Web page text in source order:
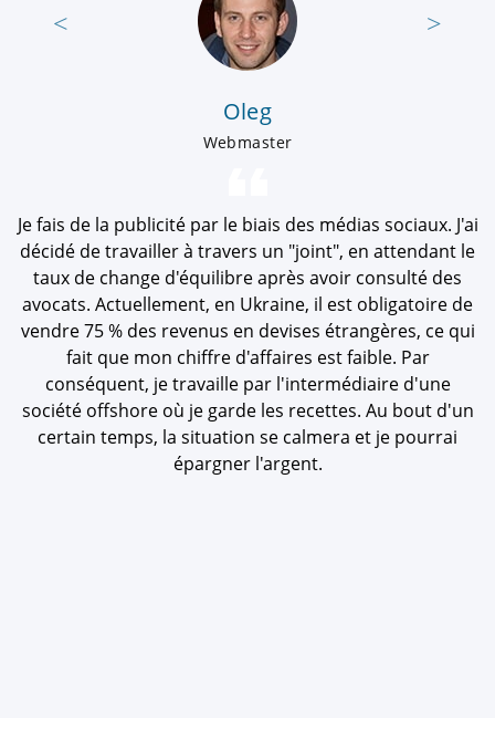
Si vous cherchez à planifier vos affaires pour
maximiser l'efficacité financière et protéger vos
actifs, ou si vous souhaitez vous développer au-delà
des frontières internationales, vous devriez nous
nous un assistant loyal, un partenaire fiable pour
votre réussite financière.
Oleg
Webmaster
Je fais de la publicité par le biais des médias sociaux. J'ai
décidé de travailler à travers un "joint", en attendant le
taux de change d'équilibre après avoir consulté des
avocats. Actuellement, en Ukraine, il est obligatoire de
vendre 75 % des revenus en devises étrangères, ce qui
fait que mon chiffre d'affaires est faible. Par
conséquent, je travaille par l'intermédiaire d'une
société offshore où je garde les recettes. Au bout d'un
certain temps, la situation se calmera et je pourrai
épargner l'argent.